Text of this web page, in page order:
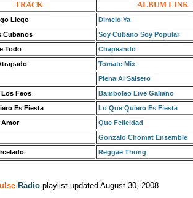
TRACK ALBUM LINK
Llego Dimelo Ya
Cubanos Soy Cubano Soy Popular
Todo Chapeando
Tomate Mix
Plena Al Salsero
Los Feos Bamboleo Live Galiano
Es Fiesta Lo Que Quiero Es Fiesta
Amor Que Felicidad
Gonzalo Chomat Ensemble
Reggae Thong
Radio playlist updated August 30, 2008